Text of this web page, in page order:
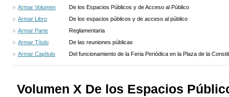
Armar Volumen
De los Espacios Públicos y de Acceso al Público
Armar Libro
De los espacios públicos y de acceso al público
Armar Parte
Reglamentaria
Armar Título
De las reuniones públicas
Armar Capítulo
Del funcionamiento de la Feria Periódica en la Plaza de la
Volumen X De los Espacios